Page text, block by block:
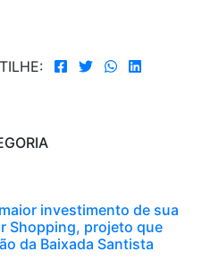
investimento de sua
Shopping, projeto que
da Baixada Santista